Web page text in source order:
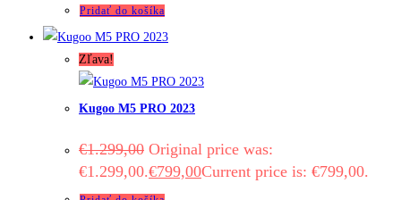
Pridať do košíka
Zľava!
Kugoo M5 PRO 2023
€1.299,00 Original price was:
€1.299,00.€799,00Current price is: €799,00.